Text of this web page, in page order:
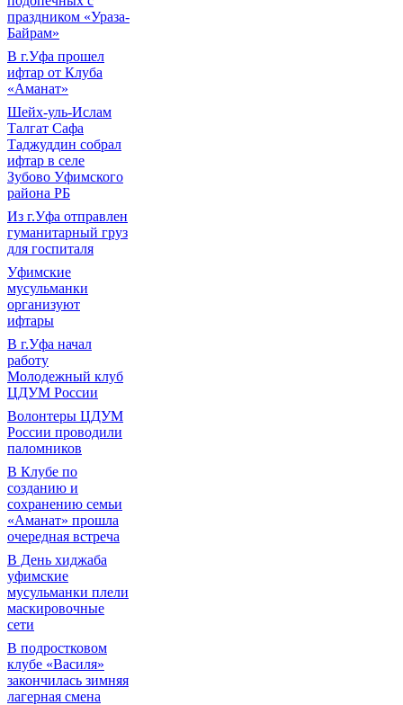
праздником «Ураза-
Байрам»
В г.Уфа прошел
ифтар от Клуба
«Аманат»
Шейх-уль-Ислам
Талгат Сафа
Таджуддин собрал
ифтар в селе
Зубово Уфимского
района РБ
Из г.Уфа отправлен
гуманитарный груз
для госпиталя
Уфимские
мусульманки
организуют
ифтары
В г.Уфа начал
работу
Молодежный клуб
ЦДУМ России
Волонтеры ЦДУМ
России проводили
паломников
В Клубе по
созданию и
сохранению семьи
«Аманат» прошла
очередная встреча
В День хиджаба
уфимские
мусульманки плели
маскировочные
сети
В подростковом
клубе «Василя»
закончилась зимняя
лагерная смена